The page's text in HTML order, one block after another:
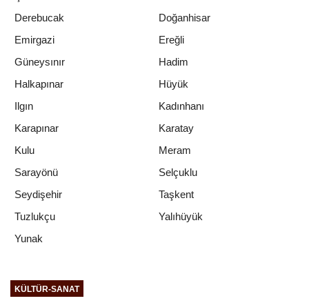
Derebucak
Doğanhisar
Emirgazi
Ereğli
Güneysınır
Hadim
Halkapınar
Hüyük
Ilgın
Kadınhanı
Karapınar
Karatay
Kulu
Meram
Sarayönü
Selçuklu
Seydişehir
Taşkent
Tuzlukçu
Yalıhüyük
Yunak
KÜLTÜR-SANAT